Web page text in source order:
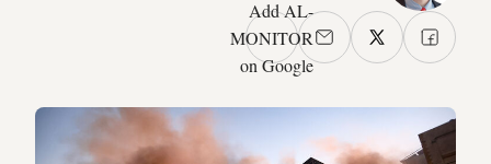
Add AL-
MONITOR
on Google